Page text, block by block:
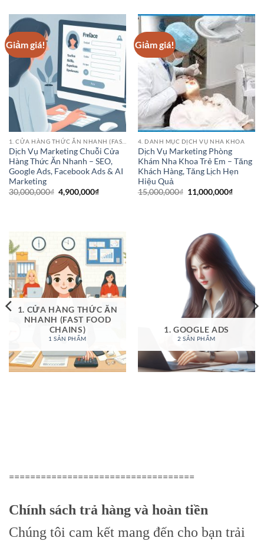
Giảm giá!
Dịch Vụ Marketing Chuỗi Cửa
Hàng Thức Ăn Nhanh – SEO,
Google Ads, Facebook Ads & AI
Marketing
30,000,000₫ Giá
gốc
4,900,000₫Giá
Giảm giá!
4. DANH MỤC DỊCH VỤ NHA KHOA
Dịch Vụ Marketing Phòng
Khám Nha Khoa Trẻ Em – Tăng
Khách Hàng, Tăng Lịch Hẹn
Hiệu Quả
15,000,000₫ Giá
gốc
11,000,000₫Giá
1. CỬA HÀNG THỨC ĂN
NHANH (FAST FOOD
CHAINS)
1 SẢN PHẨM
1. GOOGLE ADS
2 SẢN PHẨM
===================================
Chính sách trả hàng và hoàn tiền
Chúng tôi cam kết mang đến cho bạn trải